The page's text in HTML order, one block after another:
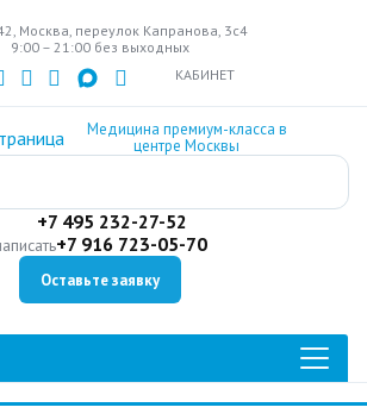
к
основному
содержанию
Москва, переулок Капранова, 3с4
9:00 – 21:00 без выходных
КАБИНЕТ
Медицина премиум-класса в
центре Москвы
+7 495 232-27-52
+7 916 723-05-70
Оставьте заявку